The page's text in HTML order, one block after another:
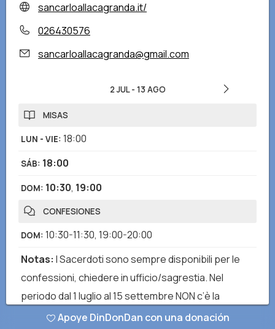
sancarloallacagranda.it/
026430576
sancarloallacagranda@gmail.com
2 JUL- 13 AGO
MISAS
LUN - VIE: 18:00
SÁB: 18:00
DOM: 10:30, 19:00
CONFESIONES
DOM: 10:30-11:30, 19:00-20:00
Notas: I Sacerdoti sono sempre disponibili per le
confessioni, chiedere in ufficio/sagrestia. Nel
periodo dal 1 luglio al 15 settembre NON c’è la
possibilità di confessarsi durante le Sante Messe.
Apoye DinDonDan con una donación